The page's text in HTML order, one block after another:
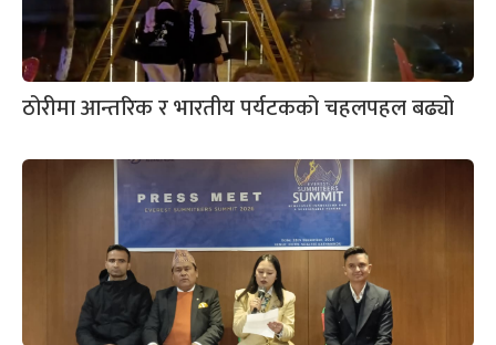
ठोरीमा आन्तरिक र भारतीय पर्यटकको चहलपहल बढ्यो